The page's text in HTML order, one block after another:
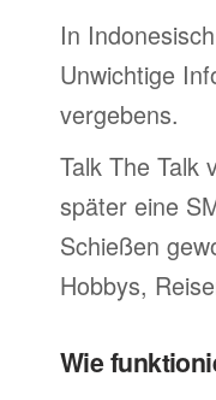
In
Unwichtige
vergebens.
Talk The Talk
später eine
Schießen
Hobbys,
Wie